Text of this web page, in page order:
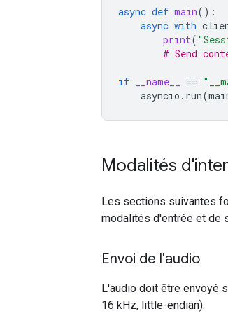
async def main():
async with
print(
# Send
if __name__ ==
asyncio . run(
Modalités
Les sections suivantes
modalités d'entrée et de
Envoi de l'audio
L'audio doit être envoyé
16 kHz, little-endian).